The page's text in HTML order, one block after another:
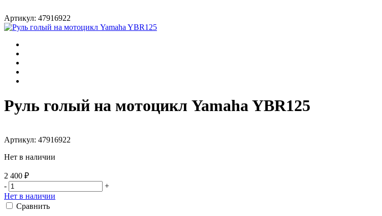
Артикул: 47916922
Руль голый на мотоцикл Yamaha YBR125
Артикул: 47916922
Нет в наличии
2 400 ₽
-
+
Нет в наличии
Сравнить